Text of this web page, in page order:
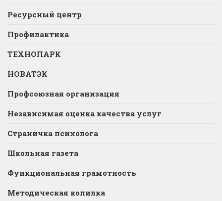
Ресурсный центр
Профилактика
ТЕХНОПАРК
НОВАТЭК
Профсоюзная организация
Независимая оценка качества услуг
Страничка психолога
Школьная газета
Функциональная грамотность
Методическая копилка